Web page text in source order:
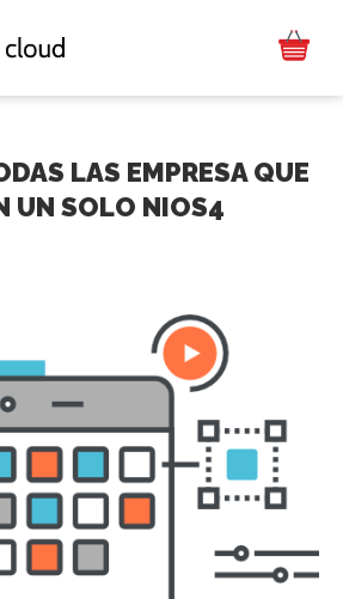
LAS EMPRESA QUE
UN SOLO NIOS4